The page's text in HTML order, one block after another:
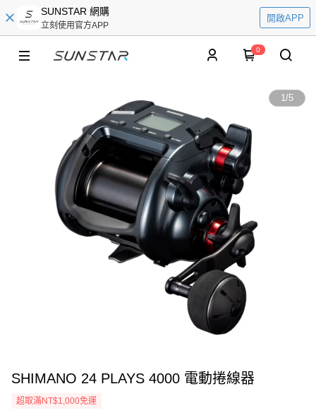
SUNSTAR 網購
立刻使用官方APP
開啟APP
0
1/5
SHIMANO 24 PLAYS 4000 電動捲線器
超取滿NT$1,000免運